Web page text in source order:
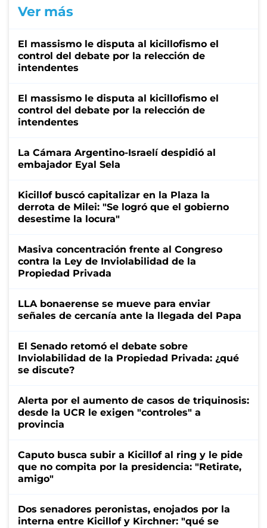
Ver más
El massismo le disputa al kicillofismo el
control del debate por la relección de
intendentes
El massismo le disputa al kicillofismo el
control del debate por la relección de
intendentes
La Cámara Argentino-Israelí despidió al
embajador Eyal Sela
Kicillof buscó capitalizar en la Plaza la
derrota de Milei: "Se logró que el gobierno
desestime la locura"
Masiva concentración frente al Congreso
contra la Ley de Inviolabilidad de la
Propiedad Privada
LLA bonaerense se mueve para enviar
señales de cercanía ante la llegada del Papa
El Senado retomó el debate sobre
Inviolabilidad de la Propiedad Privada: ¿qué
se discute?
Alerta por el aumento de casos de triquinosis:
desde la UCR le exigen "controles" a
provincia
Caputo busca subir a Kicillof al ring y le pide
que no compita por la presidencia: "Retirate,
amigo"
Dos senadores peronistas, enojados por la
interna entre Kicillof y Kirchner: "qué se